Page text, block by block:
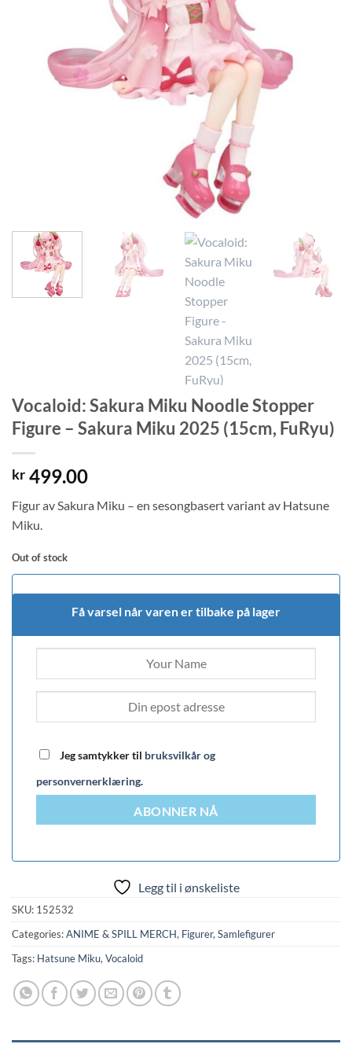
Vocaloid: Sakura Miku Noodle Stopper
Figure – Sakura Miku 2025 (15cm, FuRyu)
kr 499.00
Figur av Sakura Miku – en sesongbasert variant av Hatsune
Miku.
Out of stock
Få varsel når varen er tilbake på lager
Jeg samtykker til bruksvilkår og
personvernerklæring.
ABONNER NÅ
Legg til i ønskeliste
SKU: 152532
Categories:ANIME & SPILL MERCH, Figurer, Samlefigurer
Tags: Hatsune Miku, Vocaloid